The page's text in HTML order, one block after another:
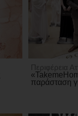
Περιφέρεια
παράσταση